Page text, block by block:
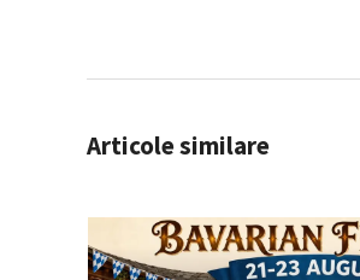
Articole similare